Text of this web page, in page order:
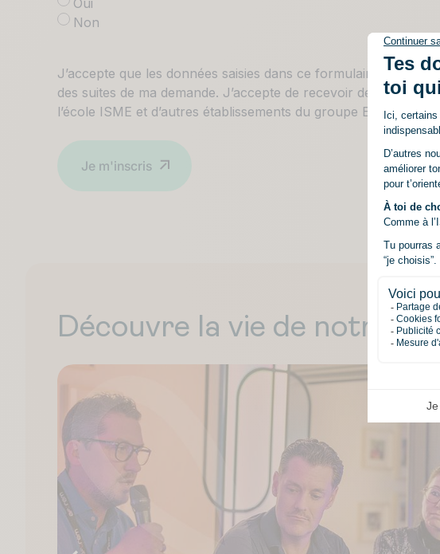
Oui
Non
R
G
P
J’accepte que les données saisies dans ce formulaire soient
des suites de ma demande. J’accepte de recevoir des
l’école ISME et d’autres établissements du groupe Emineo
Découvre la vie de notre